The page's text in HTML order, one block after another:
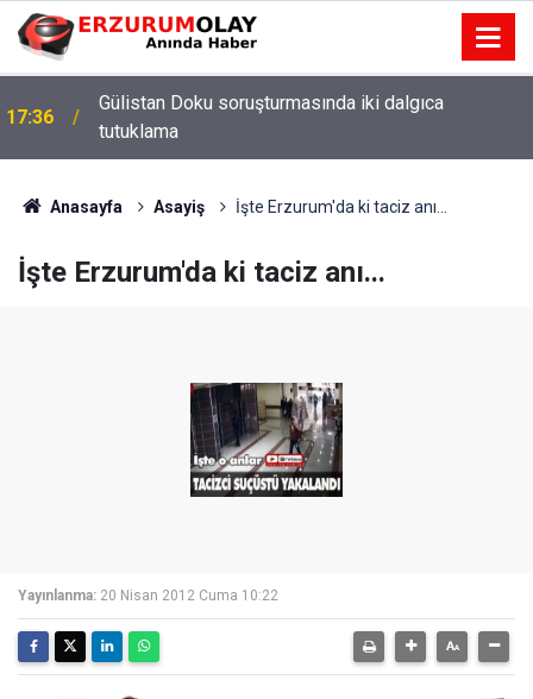
17:36
Gülistan Doku soruşturmasında iki dalgıca
tutuklama
Anasayfa Asayiş İşte Erzurum'da ki taciz anı...
İşte Erzurum'da ki taciz anı...
Yayınlanma: 20 Nisan 2012 Cuma 10:22